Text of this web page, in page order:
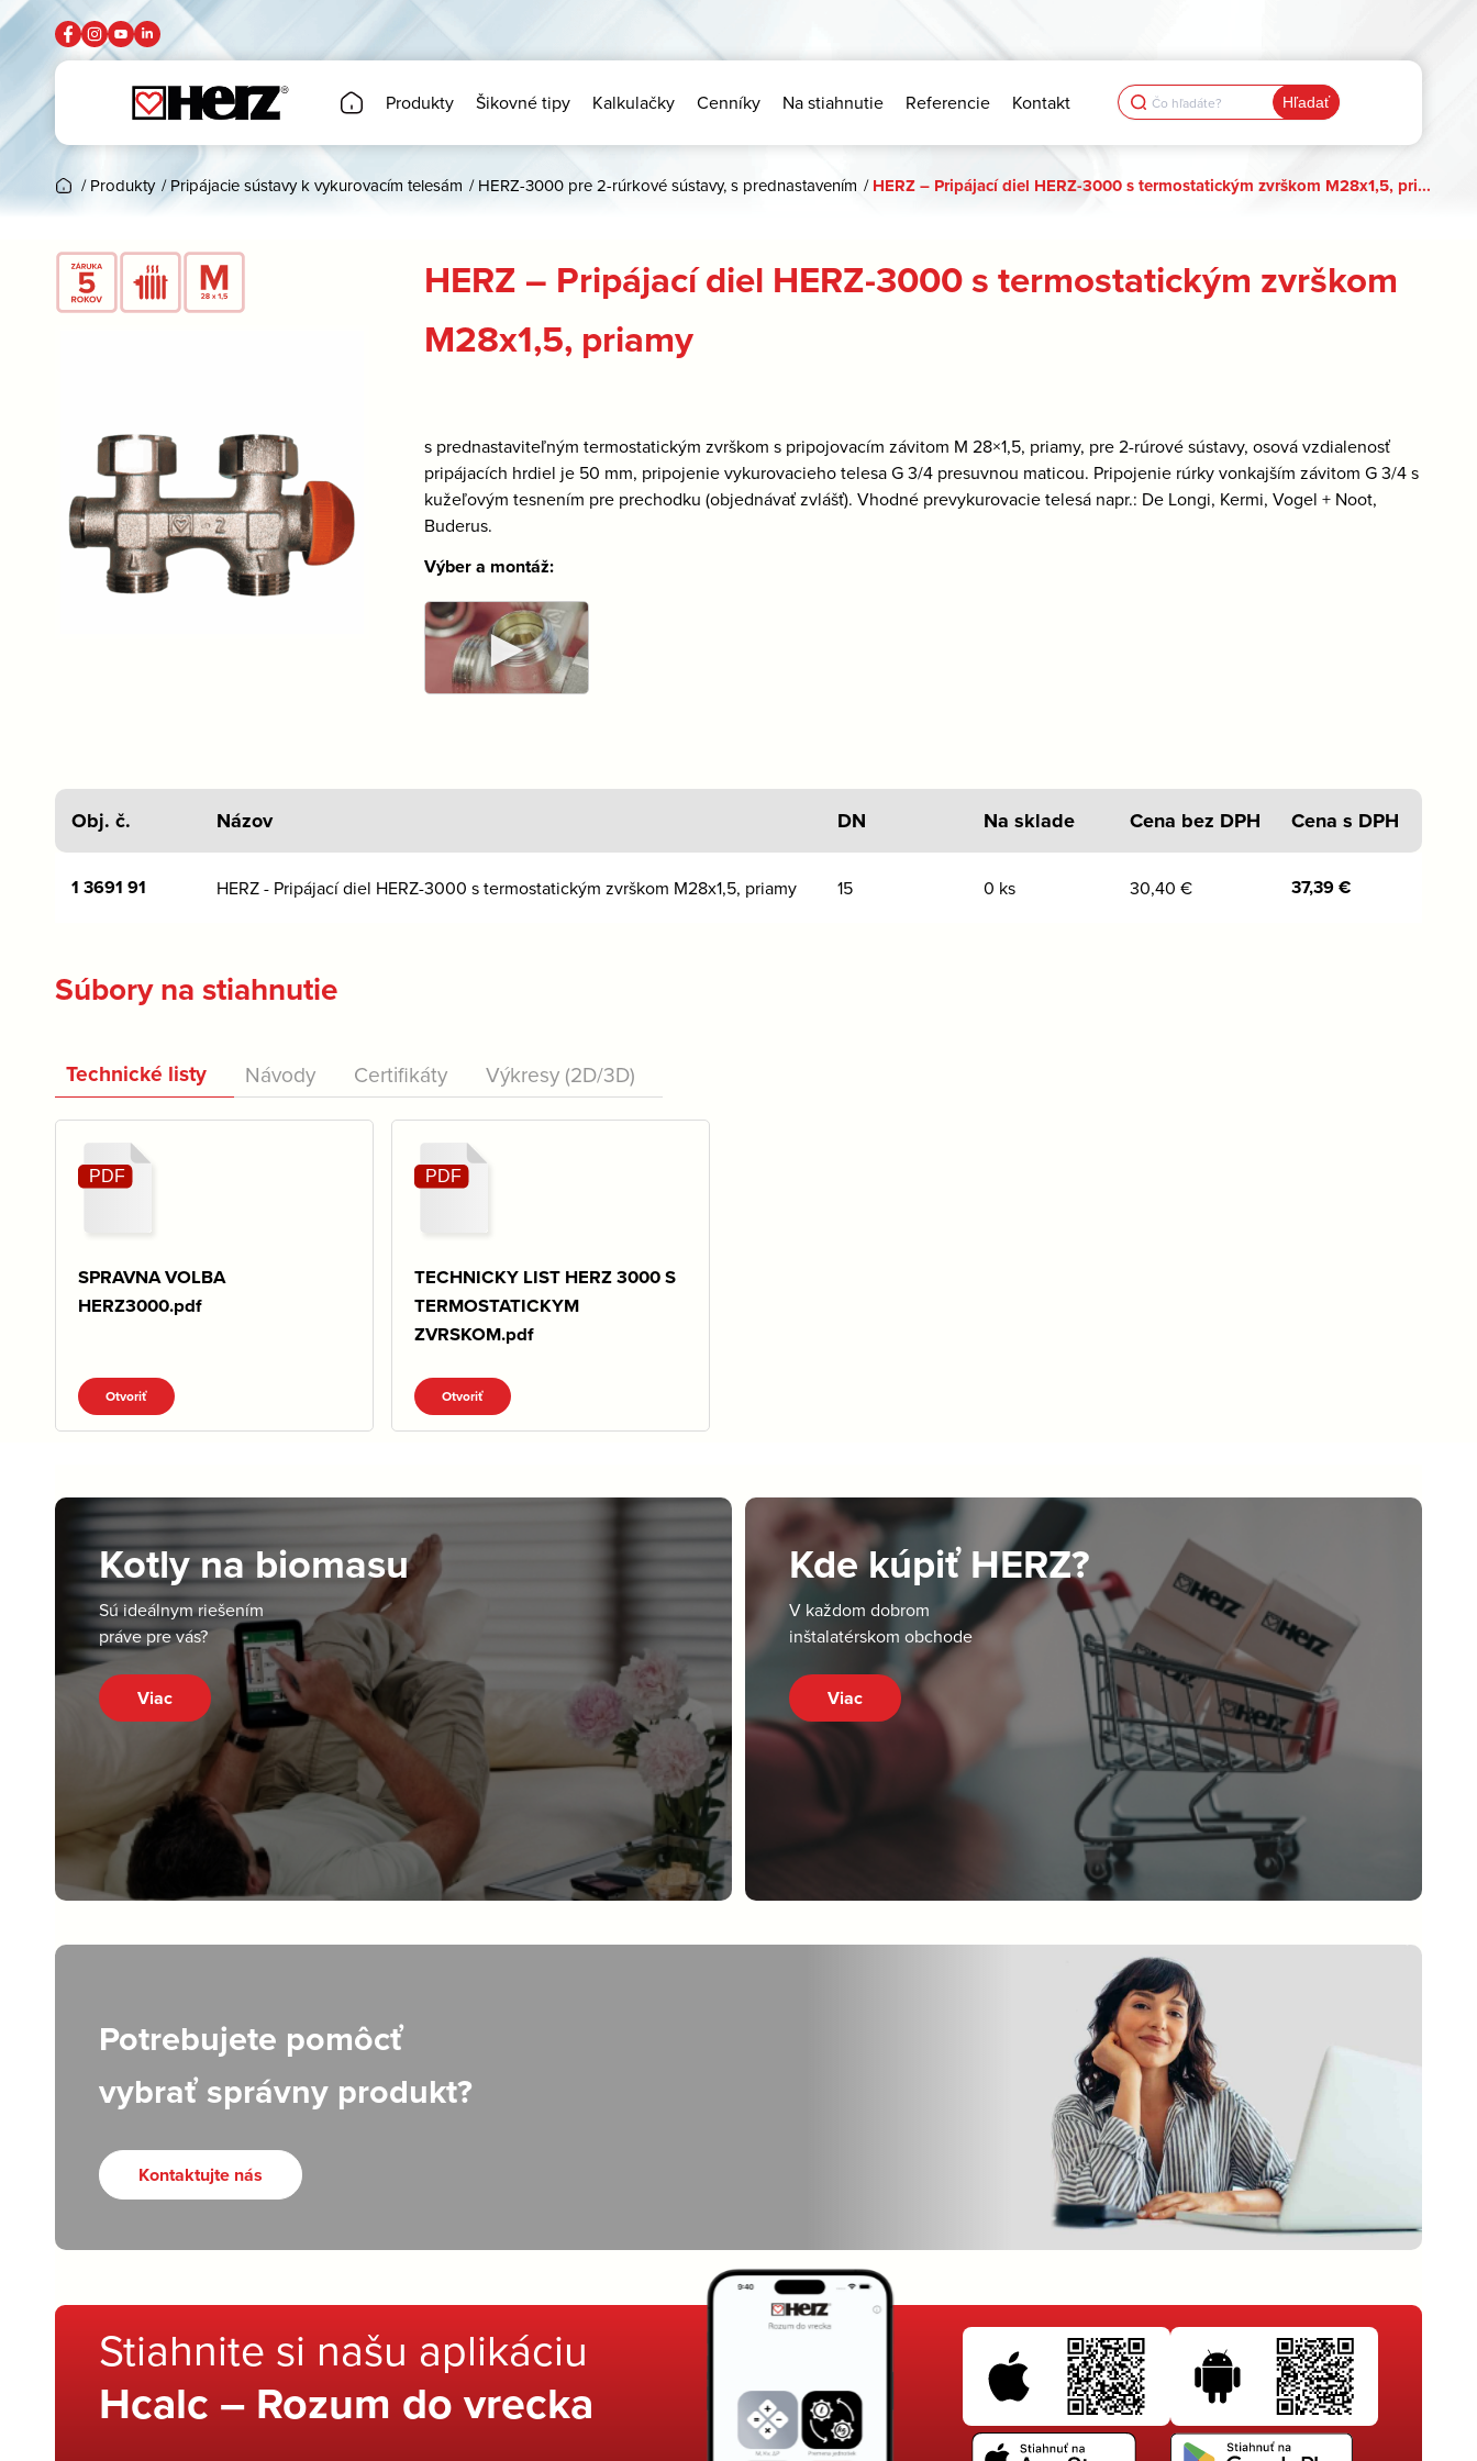
Produkty Šikovné tipy Kalkulačky Cenníky Na stiahnutie Referencie Kontakt Search
for:
/ Produkty / Pripájacie sústavy k vykurovacím telesám / HERZ-3000 pre 2-rúrkové sústavy, s prednastavením / HERZ – Pripájací diel HERZ-3000 s termostatickým zvrškom M28x1,5, pri...
HERZ – Pripájací diel HERZ-3000 s termostatickým zvrškom
M28x1,5, priamy
s prednastaviteľným termostatickým zvrškom s pripojovacím závitom M 28×1,5, priamy, pre 2-rúrové sústavy, osová vzdialenosť
pripájacích hrdiel je 50 mm, pripojenie vykurovacieho telesa G 3/4 presuvnou maticou. Pripojenie rúrky vonkajším závitom G 3/4 s
kužeľovým tesnením pre prechodku (objednávať zvlášť). Vhodné prevykurovacie telesá napr.: De Longi, Kermi, Vogel + Noot,
Buderus.
Výber a montáž:
►
Obj. č. Názov DN Na sklade Cena bez DPH Cena s DPH
1 3691 91 HERZ - Pripájací diel HERZ-3000 s termostatickým zvrškom M28x1,5, priamy 15 0 ks 30,40 € 37,39€
Súbory na stiahnutie
Technické listy Návody Certifikáty Výkresy (2D/3D)
SPRAVNA VOLBA
HERZ3000.pdf
Otvoriť
TECHNICKY LIST HERZ 3000 S
TERMOSTATICKYM
ZVRSKOM.pdf
Otvoriť
Kotly na biomasu
Sú ideálnym riešením
práve pre vás?
Viac
Kde kúpiť HERZ?
V každom dobrom
inštalatérskom obchode
Viac
Potrebujete pomôcť
vybrať správny produkt?
Kontaktujte nás
Stiahnite si našu aplikáciu
Hcalc – Rozum do vrecka